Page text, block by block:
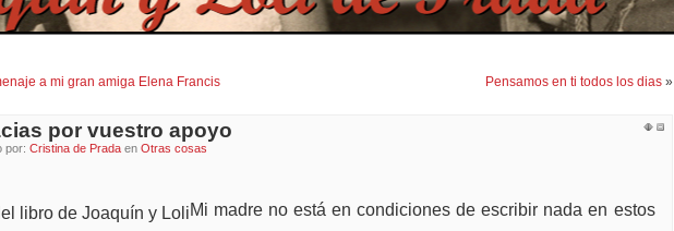
a mi gran amiga Elena Francis Pensamos en ti todos los dias»
por vuestro apoyo
por:Cristina de Prada enOtras cosas
Mi madre no está en condiciones de escribir nada en estos